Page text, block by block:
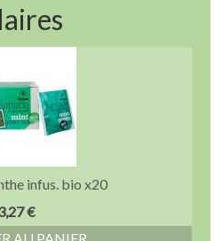
infus. bio x20
€